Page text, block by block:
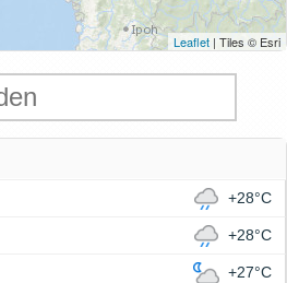
Leaflet | Tiles © Esri
+28°C
+28°C
+27°C